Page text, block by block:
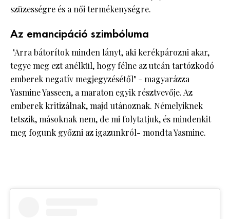
szüzességre és a női termékenységre.
Az emancipáció szimbóluma
"Arra bátorítok minden lányt, aki kerékpározni akar,
tegye meg ezt anélkül, hogy félne az utcán tartózkodó
emberek negatív megjegyzésétől" - magyarázza
Yasmine Yasseen, a maraton egyik résztvevője. Az
emberek kritizálnak, majd utánoznak. Némelyiknek
tetszik, másoknak nem, de mi folytatjuk, és mindenkit
meg fogunk győzni az igazunkról- mondta Yasmine.